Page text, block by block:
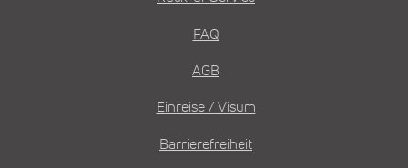
FAQ
AGB
Einreise / Visum
Barrierefreiheit